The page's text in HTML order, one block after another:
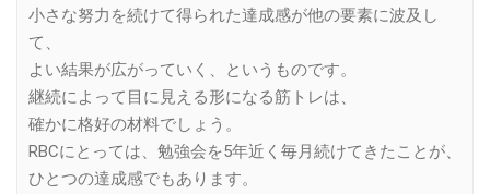
小さな努力を続けて得られた達成感が他の要素に波及し
て、
よい結果が広がっていく、というものです。
継続によって目に見える形になる筋トレは、
確かに格好の材料でしょう。
RBCにとっては、勉強会を5年近く毎月続けてきたことが、
ひとつの達成感でもあります。